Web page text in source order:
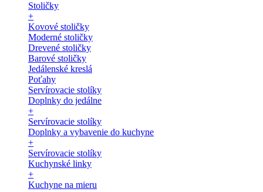
Stoličky
+
Kovové stoličky
Moderné stoličky
Drevené stoličky
Barové stoličky
Jedálenské kreslá
Poťahy
Servírovacie stolíky
Doplnky do jedálne
+
Servírovacie stolíky
Doplnky a vybavenie do kuchyne
+
Servírovacie stolíky
Kuchynské linky
+
Kuchyne na mieru